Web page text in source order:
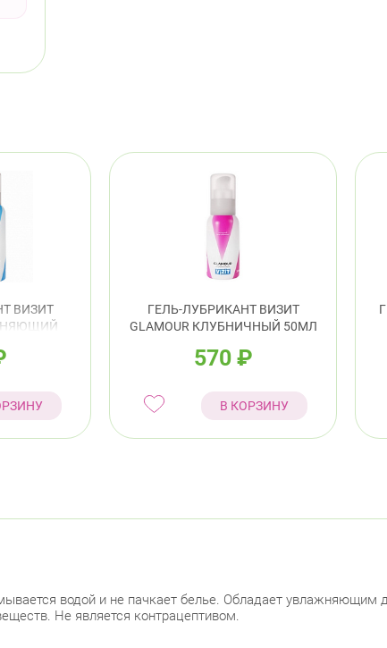
ВИЗИТ
ГЕЛЬ-ЛУБРИКАНТ ВИЗИТ
GLAMOUR КЛУБНИЧНЫЙ 50МЛ
570 ₽
В КОРЗИНУ
водой и не пачкает белье. Обладает увлажняющим
Не является контрацептивом.